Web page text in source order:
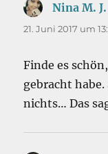
Nina M. J.
21. Juni 2017 um
Finde es
gebracht
nichts… Das